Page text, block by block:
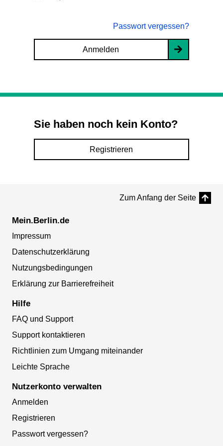
Passwort vergessen?
Anmelden
Sie haben noch kein Konto?
Registrieren
Zum Anfang der Seite
Mein.Berlin.de
Impressum
Datenschutzerklärung
Nutzungsbedingungen
Erklärung zur Barrierefreiheit
Hilfe
FAQ und Support
Support kontaktieren
Richtlinien zum Umgang miteinander
Leichte Sprache
Nutzerkonto verwalten
Anmelden
Registrieren
Passwort vergessen?